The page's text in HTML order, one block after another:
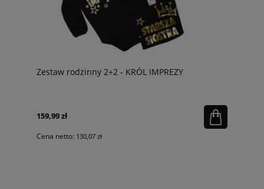
Zestaw rodzinny 2+2 - KRÓL IMPREZY
159,99 zł
Cena netto: 130,07 zł